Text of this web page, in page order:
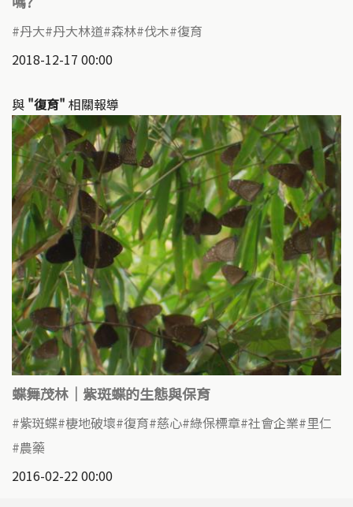
丹大 丹大林道 森林 伐木 復育
2018-12-17 00:00
與 "復育" 相關報導
蝶舞茂林｜紫斑蝶的生態與保育
紫斑蝶 棲地破壞 復育 慈心 綠保標章 社會企業 里仁
農藥
2016-02-22 00:00